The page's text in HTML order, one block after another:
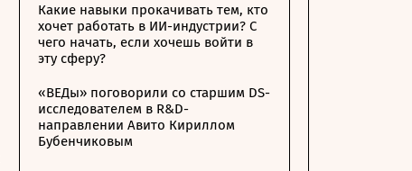
Какие навыки прокачивать тем, кто
хочет работать в ИИ-индустрии? С
чего начать, если хочешь войти в
эту сферу?
«ВЕДы» поговорили со старшим DS-
исследователем в R&D-
направлении Авито Кириллом
Бубенчиковым